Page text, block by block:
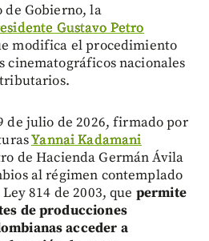
de Gobierno, la
Gustavo Petro
modifica el procedimiento
cinematográficos nacionales
de julio de 2026, firmado por
Yannai Kadamani
de Hacienda Germán Ávila
al régimen contemplado
814 de 2003, que permite
de producciones
acceder a